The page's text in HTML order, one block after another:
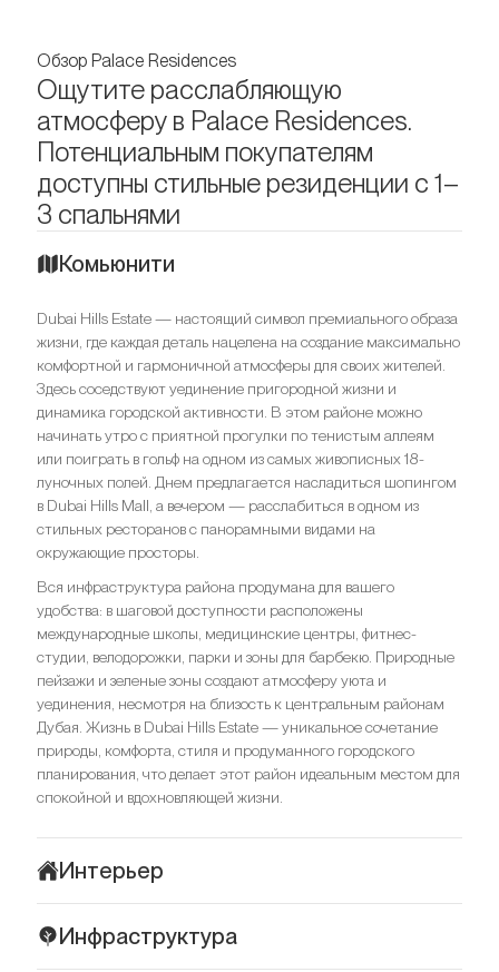
Обзор Palace Residences
Ощутите расслабляющую
атмосферу в Palace Residences.
Потенциальным покупателям
доступны стильные резиденции с 1–
3 спальнями
Комьюнити
Dubai Hills Estate — настоящий символ премиального образа
жизни, где каждая деталь нацелена на создание максимально
комфортной и гармоничной атмосферы для своих жителей.
Здесь соседствуют уединение пригородной жизни и
динамика городской активности. В этом районе можно
начинать утро с приятной прогулки по тенистым аллеям
или поиграть в гольф на одном из самых живописных 18-
луночных полей. Днем предлагается насладиться шопингом
в Dubai Hills Mall, а вечером — расслабиться в одном из
стильных ресторанов с панорамными видами на
окружающие просторы.
Вся инфраструктура района продумана для вашего
удобства: в шаговой доступности расположены
международные школы, медицинские центры, фитнес-
студии, велодорожки, парки и зоны для барбекю. Природные
пейзажи и зеленые зоны создают атмосферу уюта и
уединения, несмотря на близость к центральным районам
Дубая. Жизнь в Dubai Hills Estate — уникальное сочетание
природы, комфорта, стиля и продуманного городского
планирования, что делает этот район идеальным местом для
спокойной и вдохновляющей жизни.
Интерьер
дизайна, функциональности и элегантной эстетики.
Инфраструктура